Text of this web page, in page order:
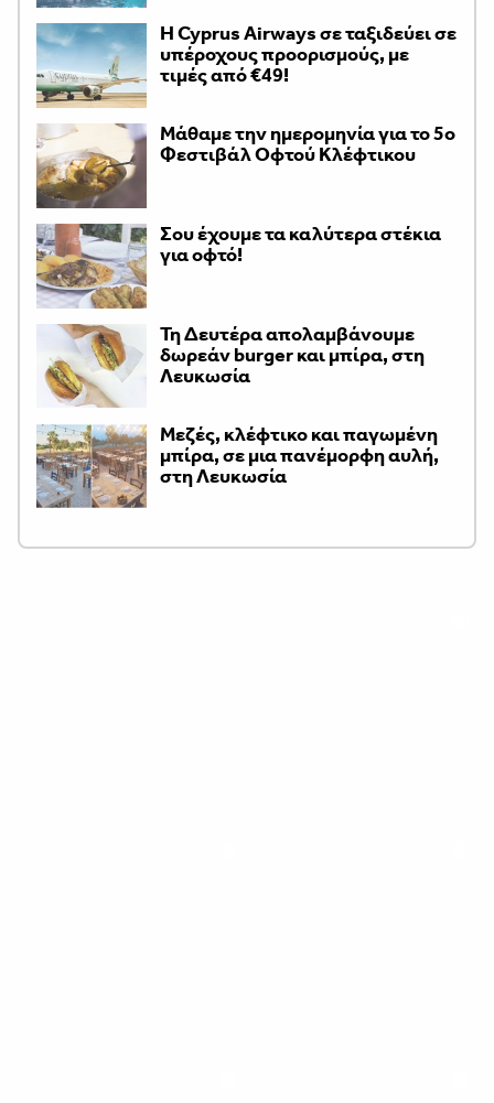
H Cyprus Airways σε ταξιδεύει σε
υπέροχους προορισμούς, με
τιμές από €49!
Μάθαμε την ημερομηνία για το 5ο
Φεστιβάλ Οφτού Κλέφτικου
Σου έχουμε τα καλύτερα στέκια
για οφτό!
Τη Δευτέρα απολαμβάνουμε
δωρεάν burger και μπίρα, στη
Λευκωσία
Μεζές, κλέφτικο και παγωμένη
μπίρα, σε μια πανέμορφη αυλή,
στη Λευκωσία